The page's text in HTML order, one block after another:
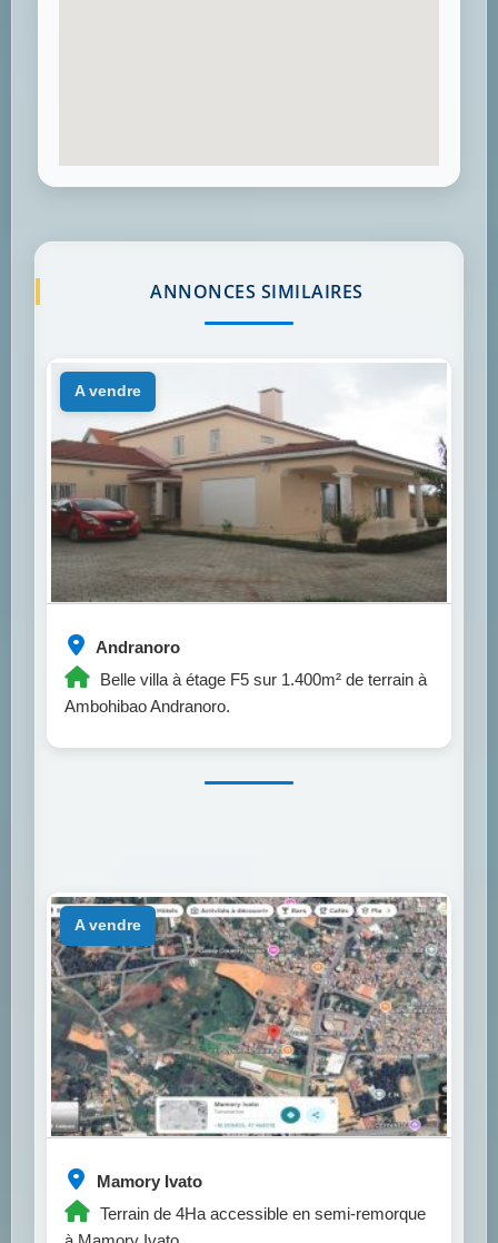
ANNONCES SIMILAIRES
Andranoro
Belle villa à étage F5 sur 1.400m² de terrain à
Ambohibao Andranoro.
a vendre
Mamory Ivato
Terrain de 4Ha accessible en semi-remorque
a vendre